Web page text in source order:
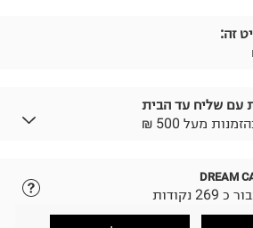
זה:
עם שליח עד הבית
מעל 500
המתאימה לכם,
DREAM
נקודות